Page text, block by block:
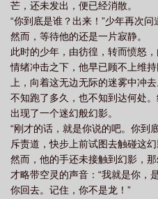
芒，还未发出，便已经消散。
“你到底是谁？出来！”少年再次问
然而，等待他的还是一片寂静。
此时的少年，由彷徨，转而愤怒，
情绪冲击之下，他早已顾不上维
上，向着这无边无际的迷雾中冲去
不知跑了多久，也不知到达何处
出现了一个迷幻般幻影。
“刚才的话，就是你说的吧。你到
斥责道，快步上前试图去触碰这幻
然而，他的手还未接触到幻影，
才略带空灵的声音：“我就是你，
你回去。记住，你不是龙！”